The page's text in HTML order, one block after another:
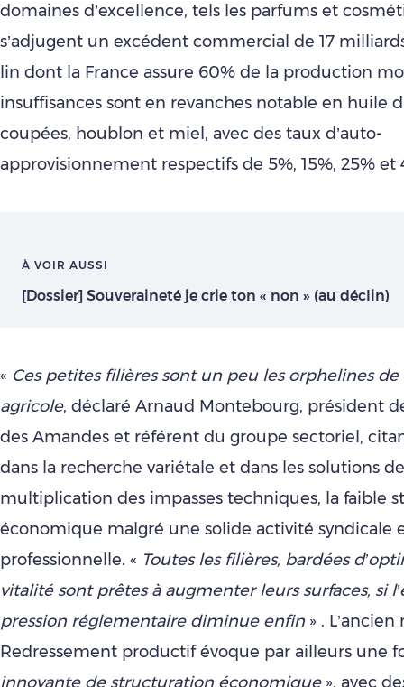
domaines d’excellence, tels les parfums et
s’adjugent un excédent commercial de 17
lin dont la France assure 60% de la production
insuffisances sont en revanches notable en huile
coupées, houblon et miel, avec des taux d’auto-
approvisionnement respectifs de 5%, 15%, 25% et
À VOIR AUSSI
[Dossier] Souveraineté je crie ton « non » (au déclin)
« Ces petites filières sont un peu les orphelines
agricole, déclaré Arnaud Montebourg, président
des Amandes et référent du groupe sectoriel,
dans la recherche variétale et dans les solutions
multiplication des impasses techniques, la faible
économique malgré une solide activité syndicale
professionnelle. « Toutes les filières, bardées
vitalité sont prêtes à augmenter leurs surfaces, si
pression réglementaire diminue enfin » .
Redressement productif évoque par ailleurs une
innovante de structuration économique », avec